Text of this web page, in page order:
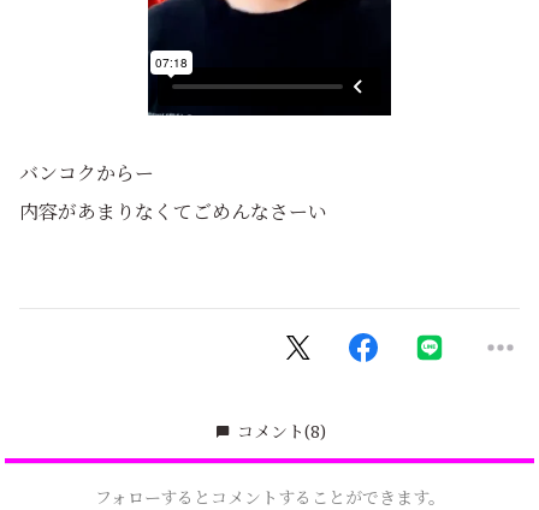
バンコクからー
内容があまりなくてごめんなさーい
コメント(8)
フォローするとコメントすることができます。